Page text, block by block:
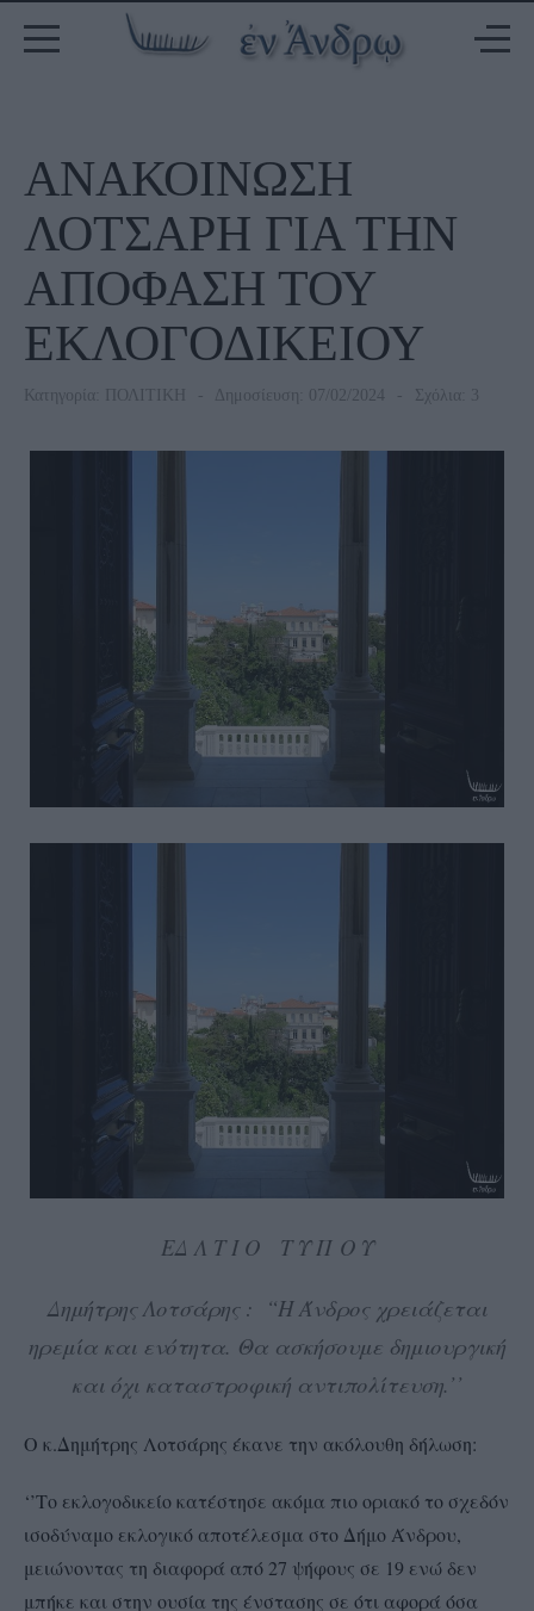
ΑΝΑΚΟΙΝΩΣΗ
ΛΟΤΣΑΡΗ ΓΙΑ ΤΗΝ
ΑΠΟΦΑΣΗ ΤΟΥ
ΕΚΛΟΓΟΔΙΚΕΙΟΥ
Κατηγορία: ΠΟΛΙΤΙΚΗ Δημοσίευση: 07/02/2024 Σχόλια: 3
ΕΔ Λ Τ Ι Ο Τ Υ Π Ο Υ
Δημήτρης Λοτσάρης : “Η Άνδρος χρειάζεται
ηρεμία και ενότητα. Θα ασκήσουμε δημιουργική
και όχι καταστροφική αντιπολίτευση.’’
O κ.Δημήτρης Λοτσάρης έκανε την ακόλουθη δήλωση:
‘’Το εκλογοδικείο κατέστησε ακόμα πιο οριακό το σχεδόν
ισοδύναμο εκλογικό αποτέλεσμα στο Δήμο Άνδρου,
μειώνοντας τη διαφορά από 27 ψήφους σε 19 ενώ δεν
μπήκε και στην ουσία της ένστασης σε ότι αφορά όσα